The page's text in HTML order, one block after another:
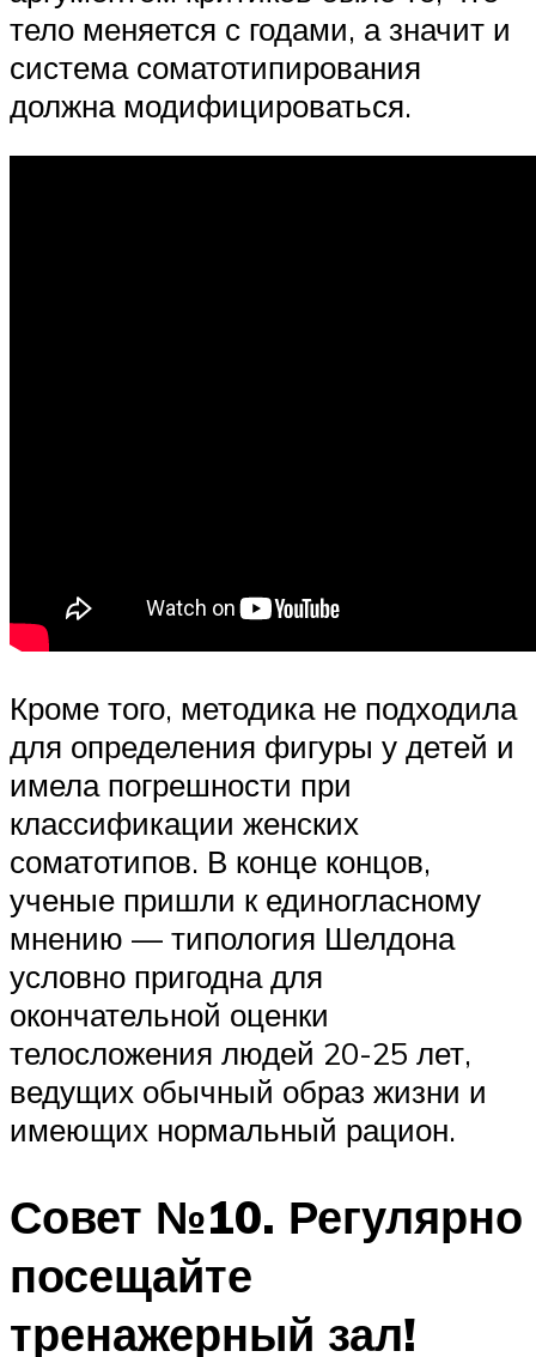
тело меняется с годами, а значит и
система соматотипирования
должна модифицироваться.
Кроме того, методика не подходила
для определения фигуры у детей и
имела погрешности при
классификации женских
соматотипов. В конце концов,
ученые пришли к единогласному
мнению — типология Шелдона
условно пригодна для
окончательной оценки
телосложения людей 20-25 лет,
ведущих обычный образ жизни и
имеющих нормальный рацион.
Совет №10. Регулярно
посещайте
тренажерный зал!